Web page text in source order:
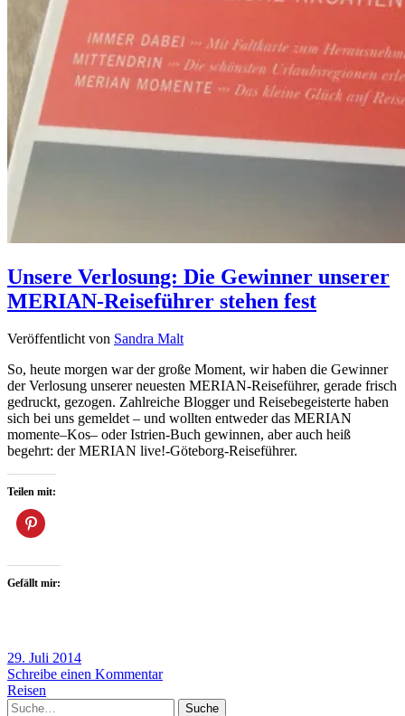
Unsere Verlosung: Die Gewinner unserer
MERIAN-Reiseführer stehen fest
Veröffentlicht von Sandra Malt
So, heute morgen war der große Moment, wir haben die Gewinner
der Verlosung unserer neuesten MERIAN-Reiseführer, gerade frisch
gedruckt, gezogen. Zahlreiche Blogger und Reisebegeisterte haben
sich bei uns gemeldet – und wollten entweder das MERIAN
momente–Kos– oder Istrien-Buch gewinnen, aber auch heiß
begehrt: der MERIAN live!-Göteborg-Reiseführer.
Teilen mit:
Gefällt mir:
29. Juli 2014
Schreibe einen Kommentar
Reisen
Suche